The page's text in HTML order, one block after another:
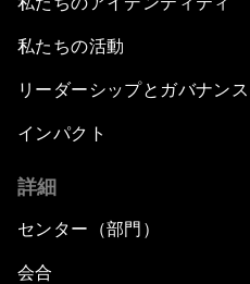
私たちの活動
リーダーシップとガバナンス
インパクト
詳細
センター（部門）
会合